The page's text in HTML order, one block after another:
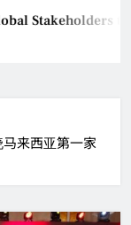
Stakeholders to
马来西亚第一家